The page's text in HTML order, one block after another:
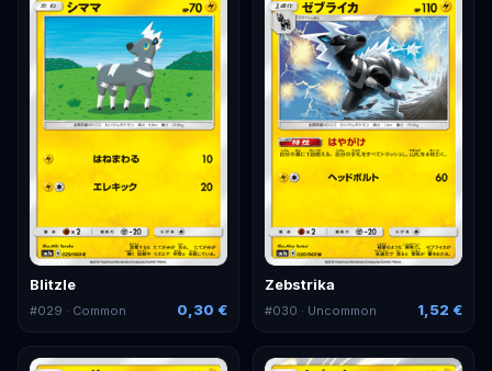
Blitzle
#029 · Common 0,30 €
Zebstrika
#030 · Uncommon 1,52 €